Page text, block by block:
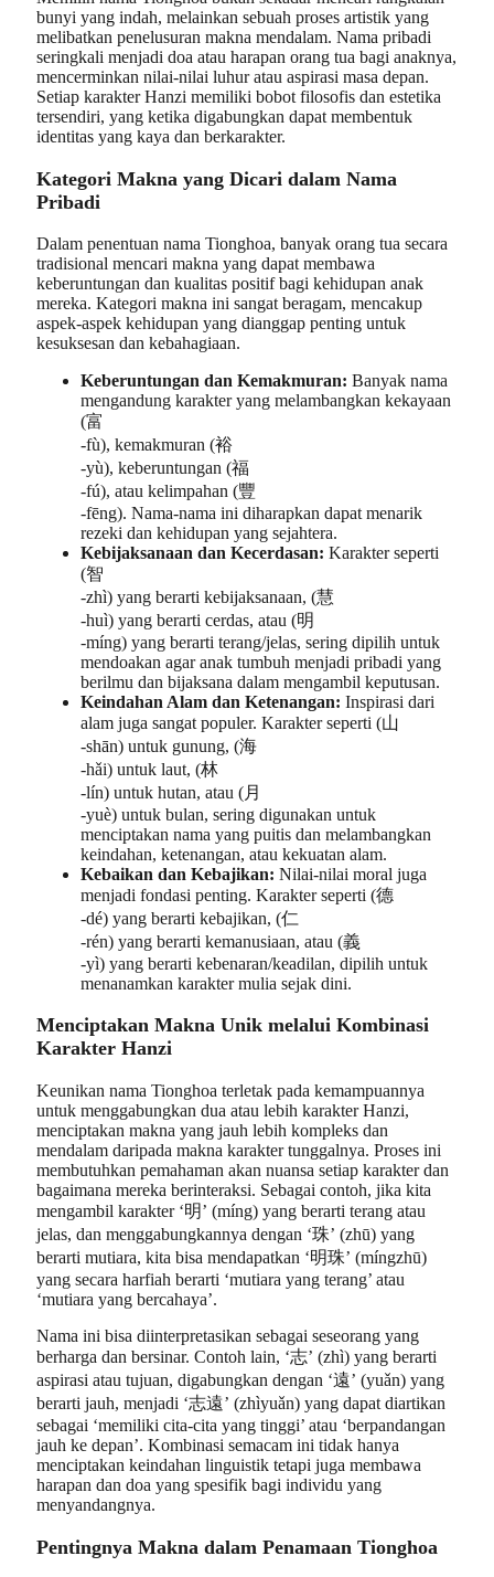
bunyi yang indah, melainkan sebuah proses artistik yang
melibatkan penelusuran makna mendalam. Nama pribadi
seringkali menjadi doa atau harapan orang tua bagi anaknya,
mencerminkan nilai-nilai luhur atau aspirasi masa depan.
Setiap karakter Hanzi memiliki bobot filosofis dan estetika
tersendiri, yang ketika digabungkan dapat membentuk
identitas yang kaya dan berkarakter.
Kategori Makna yang Dicari dalam Nama
Pribadi
Dalam penentuan nama Tionghoa, banyak orang tua secara
tradisional mencari makna yang dapat membawa
keberuntungan dan kualitas positif bagi kehidupan anak
mereka. Kategori makna ini sangat beragam, mencakup
aspek-aspek kehidupan yang dianggap penting untuk
kesuksesan dan kebahagiaan.
Keberuntungan dan Kemakmuran: Banyak nama
mengandung karakter yang melambangkan kekayaan
(富
-fù), kemakmuran (裕
-yù), keberuntungan (福
-fú), atau kelimpahan (豐
-fēng). Nama-nama ini diharapkan dapat menarik
rezeki dan kehidupan yang sejahtera.
Kebijaksanaan dan Kecerdasan: Karakter seperti
(智
-zhì) yang berarti kebijaksanaan, (慧
-huì) yang berarti cerdas, atau (明
-míng) yang berarti terang/jelas, sering dipilih untuk
mendoakan agar anak tumbuh menjadi pribadi yang
berilmu dan bijaksana dalam mengambil keputusan.
Keindahan Alam dan Ketenangan: Inspirasi dari
alam juga sangat populer. Karakter seperti (山
-shān) untuk gunung, (海
-hǎi) untuk laut, (林
-lín) untuk hutan, atau (月
-yuè) untuk bulan, sering digunakan untuk
menciptakan nama yang puitis dan melambangkan
keindahan, ketenangan, atau kekuatan alam.
Kebaikan dan Kebajikan: Nilai-nilai moral juga
menjadi fondasi penting. Karakter seperti (德
-dé) yang berarti kebajikan, (仁
-rén) yang berarti kemanusiaan, atau (義
-yì) yang berarti kebenaran/keadilan, dipilih untuk
menanamkan karakter mulia sejak dini.
Menciptakan Makna Unik melalui Kombinasi
Karakter Hanzi
Keunikan nama Tionghoa terletak pada kemampuannya
untuk menggabungkan dua atau lebih karakter Hanzi,
menciptakan makna yang jauh lebih kompleks dan
mendalam daripada makna karakter tunggalnya. Proses ini
membutuhkan pemahaman akan nuansa setiap karakter dan
bagaimana mereka berinteraksi. Sebagai contoh, jika kita
mengambil karakter ‘明’ (míng) yang berarti terang atau
jelas, dan menggabungkannya dengan ‘珠’ (zhū) yang
berarti mutiara, kita bisa mendapatkan ‘明珠’ (míngzhū)
yang secara harfiah berarti ‘mutiara yang terang’ atau
‘mutiara yang bercahaya’.
Nama ini bisa diinterpretasikan sebagai seseorang yang
berharga dan bersinar. Contoh lain, ‘志’ (zhì) yang berarti
aspirasi atau tujuan, digabungkan dengan ‘遠’ (yuǎn) yang
berarti jauh, menjadi ‘志遠’ (zhìyuǎn) yang dapat diartikan
sebagai ‘memiliki cita-cita yang tinggi’ atau ‘berpandangan
jauh ke depan’. Kombinasi semacam ini tidak hanya
menciptakan keindahan linguistik tetapi juga membawa
harapan dan doa yang spesifik bagi individu yang
menyandangnya.
Pentingnya Makna dalam Penamaan Tionghoa